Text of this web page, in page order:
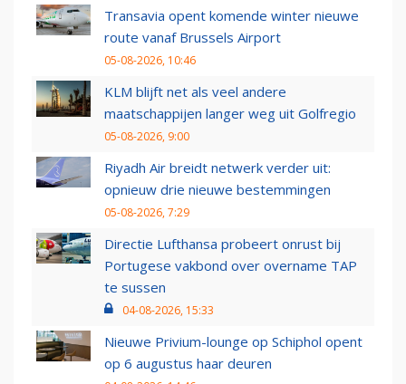
Transavia opent komende winter nieuwe
route vanaf Brussels Airport
05-08-2026, 10:46
KLM blijft net als veel andere
maatschappijen langer weg uit Golfregio
05-08-2026, 9:00
Riyadh Air breidt netwerk verder uit:
opnieuw drie nieuwe bestemmingen
05-08-2026, 7:29
Directie Lufthansa probeert onrust bij
Portugese vakbond over overname TAP
te sussen
04-08-2026, 15:33
Nieuwe Privium-lounge op Schiphol opent
op 6 augustus haar deuren